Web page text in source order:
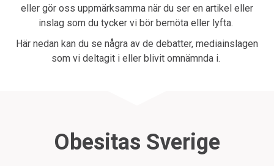
eller gör oss uppmärksamma när du ser en artikel eller
inslag som du tycker vi bör bemöta eller lyfta.
Här nedan kan du se några av de debatter, mediainslagen
som vi deltagit i eller blivit omnämnda i.
Obesitas Sverige